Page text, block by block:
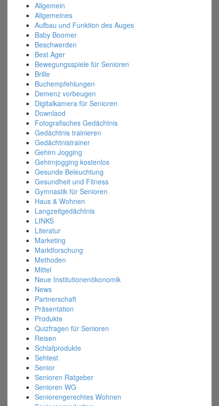
Allgemein
Allgemeines
Aufbau und Funktion des Auges
Baby Boomer
Beschwerden
Best Ager
Bewegungsspiele für Senioren
Brille
Buchempfehlungen
Demenz vorbeugen
Digitalkamera für Senioren
Downlaod
Fotografisches Gedächtnis
Gedächtnis trainieren
Gedächtnistrainer
Gehirn Jogging
Gehirnjogging kostenlos
Gesunde Beleuchtung
Gesundheit und Fitness
Gymnastik für Senioren
Haus & Wohnen
Langzeitgedächtnis
LINKS
Literatur
Marketing
Marktforschung
Methoden
Mittel
Neue Institutionenökonomik
News
Partnerschaft
Präsentation
Produkte
Quizfragen für Senioren
Reisen
Schlafprodukte
Sehtest
Senior
Senioren Ratgeber
Senioren WG
Seniorengerechtes Wohnen